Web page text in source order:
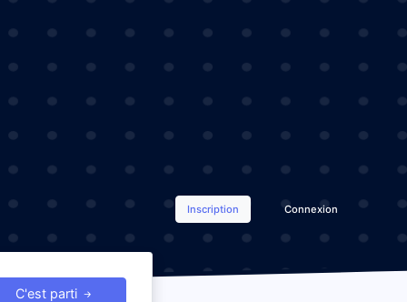
Inscription Connexion
C'est parti